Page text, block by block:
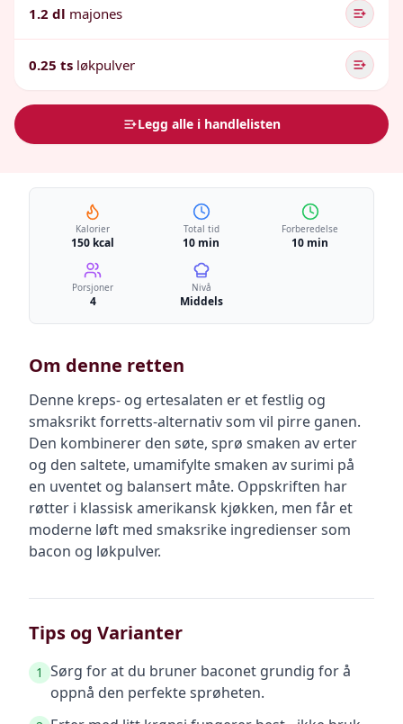
1.2 dl majones
0.25 ts løkpulver
Legg alle i handlelisten
Kalorier
150 kcal
Total tid
10 min
Forberedelse
10 min
Porsjoner
4
Nivå
Middels
Om denne retten
Denne kreps- og ertesalaten er et festlig og
smaksrikt forretts-alternativ som vil pirre ganen.
Den kombinerer den søte, sprø smaken av erter
og den saltete, umamifylte smaken av surimi på
en uventet og balansert måte. Oppskriften har
røtter i klassisk amerikansk kjøkken, men får et
moderne løft med smaksrike ingredienser som
bacon og løkpulver.
Tips og Varianter
1 Sørg for at du bruner baconet grundig for å
oppnå den perfekte sprøheten.